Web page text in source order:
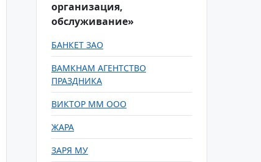
организация,
обслуживание»
БАНКЕТ ЗАО
ВАМКНАМ АГЕНТСТВО
ПРАЗДНИКА
ВИКТОР ММ ООО
ЖАРА
ЗАРЯ МУ